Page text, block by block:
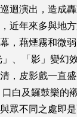
迴演出，造
近年來多與地
藉煙霧和微
、「影」變
，皮影戲一直
白及鑼鼓樂的
眾不同之處即